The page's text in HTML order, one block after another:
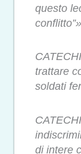
questo
conflitto”»
trattare
soldati
di intere